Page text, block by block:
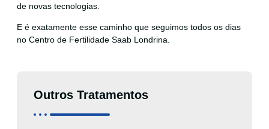
de novas tecnologias.
E é exatamente esse caminho que seguimos todos os dias
no Centro de Fertilidade Saab Londrina.
Outros Tratamentos